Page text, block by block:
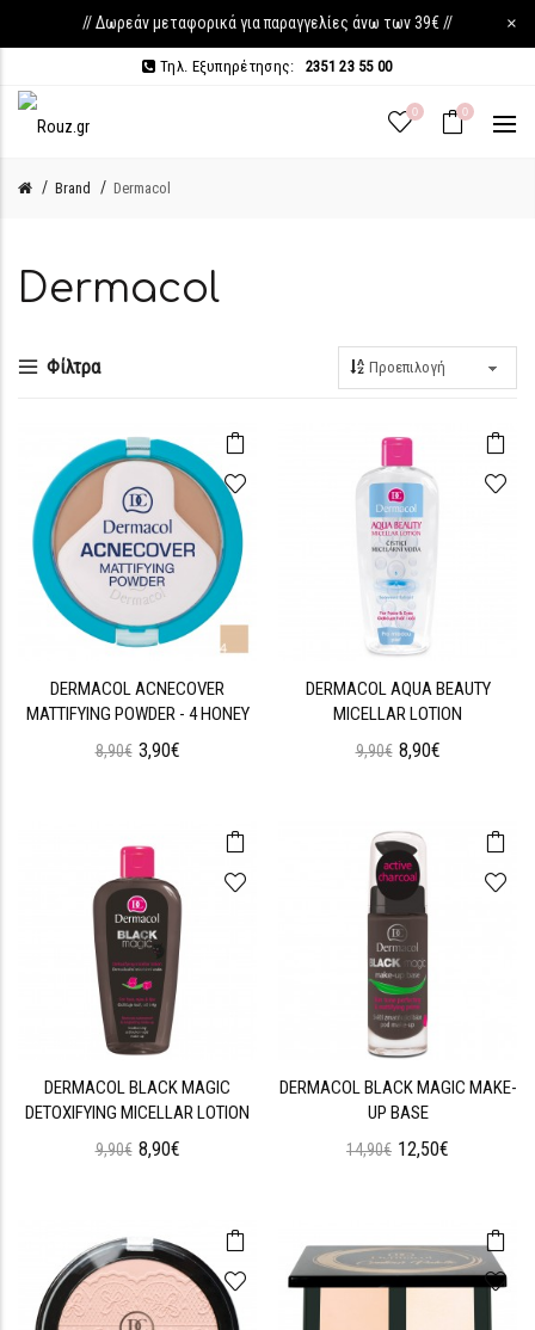
// Δωρεάν μεταφορικά για παραγγελίες άνω των 39€ // ×
Τηλ. Εξυπηρέτησης: 2351 23 55 00
0 0
Brand Dermacol
Dermacol
Φίλτρα
DERMACOL ACNECOVER
MATTIFYING POWDER - 4 HONEY
8,90€ 3,90€
DERMACOL AQUA BEAUTY
MICELLAR LOTION
9,90€ 8,90€
DERMACOL BLACK MAGIC
DETOXIFYING MICELLAR LOTION
9,90€ 8,90€
DERMACOL BLACK MAGIC MAKE-
UP BASE
14,90€ 12,50€